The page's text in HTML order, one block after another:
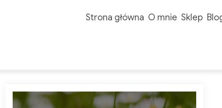
Strona główna O mnie Sklep Blog